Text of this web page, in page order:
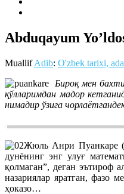
Abduqayum
MuallifAdib: O'zbek tarixi,
Бироқ мен
қўлларимдан мадор
нимадир ўзига
Жюль Анри Пуанкаре
дунёнинг энг улуғ
қолмаган”, деган эътироф
назариялар яратган, фазо
ҳоказо…